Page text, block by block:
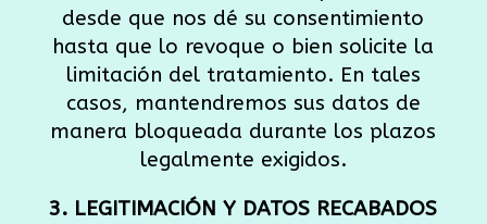
desde que nos dé su consentimiento
hasta que lo revoque o bien solicite la
limitación del tratamiento. En tales
casos, mantendremos sus datos de
manera bloqueada durante los plazos
legalmente exigidos.
3. LEGITIMACIÓN Y DATOS RECABADOS